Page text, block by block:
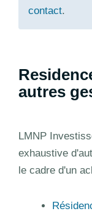
contact.
autres
LMNP
exhaustive
le cadre d'un